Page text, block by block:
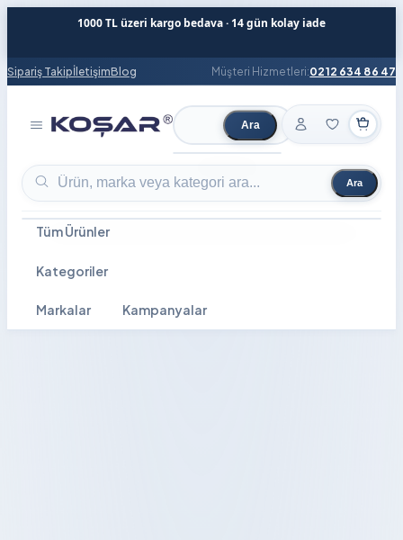
1000 TL üzeri kargo bedava · 14 gün kolay iade
Sipariş TakipİletişimBlog Müşteri Hizmetleri:0212 634 86 47
Ürün ara Ara
Ürün ara Ara
Tüm Ürünler
Kategoriler
Markalar Kampanyalar